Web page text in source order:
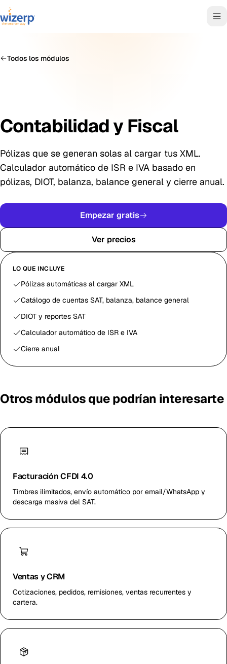
Todos los módulos
Contabilidad y Fiscal
Pólizas que se generan solas al cargar tus XML.
Calculador automático de ISR e IVA basado en
pólizas, DIOT, balanza, balance general y cierre anual.
Empezar gratis
Ver precios
LO QUE INCLUYE
Pólizas automáticas al cargar XML
Catálogo de cuentas SAT, balanza, balance general
DIOT y reportes SAT
Calculador automático de ISR e IVA
Cierre anual
Otros módulos que podrían interesarte
Facturación CFDI 4.0
Timbres ilimitados, envío automático por email/WhatsApp y
descarga masiva del SAT.
Ventas y CRM
Cotizaciones, pedidos, remisiones, ventas recurrentes y
cartera.